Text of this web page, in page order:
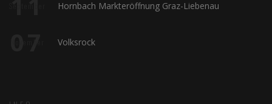
Hornbach Markteröffnung Graz-Liebenau
Volksrock